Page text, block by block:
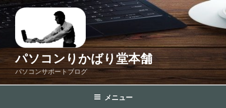
コ
ン
テ
ス
パソコンりかばり堂本舗
パソコンサポートブログ
メニュー